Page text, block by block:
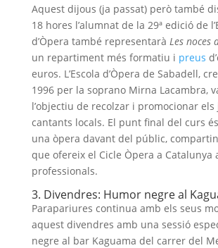
Aquest dijous (ja passat) però també
18 hores l’alumnat de la 29ª edició de
d’Òpera també representarà Les noces
un repartiment més formatiu i preus
euros. L’Escola d’Òpera de Sabadell,
1996 per la soprano Mirna Lacambra,
l’objectiu de recolzar i promocionar els
cantants locals. El punt final del curs
una òpera davant del públic,
que ofereix el Cicle Òpera a Catalunya
professionals.
3. Divendres: Humor negre al
Parapariures continua amb els seus
aquest divendres amb una sessió
negre al bar Kaguama del carrer del